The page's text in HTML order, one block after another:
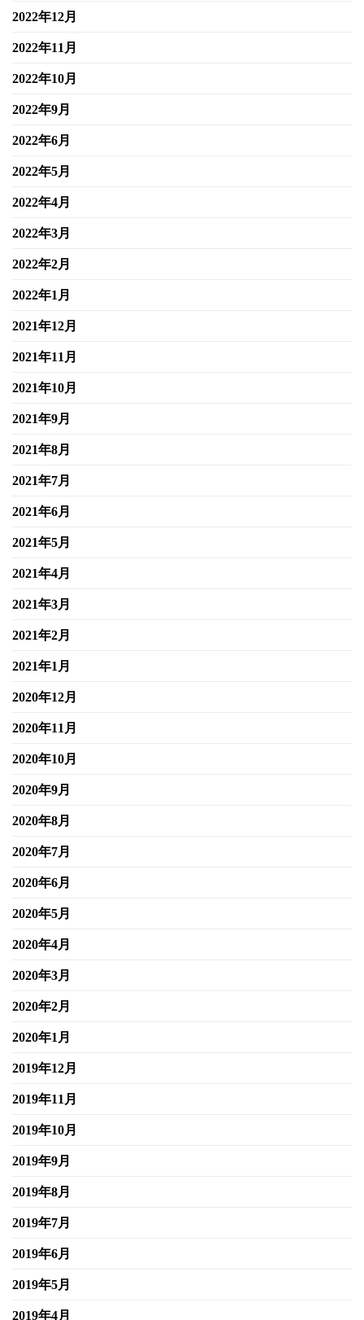
2022年12月
2022年11月
2022年10月
2022年9月
2022年6月
2022年5月
2022年4月
2022年3月
2022年2月
2022年1月
2021年12月
2021年11月
2021年10月
2021年9月
2021年8月
2021年7月
2021年6月
2021年5月
2021年4月
2021年3月
2021年2月
2021年1月
2020年12月
2020年11月
2020年10月
2020年9月
2020年8月
2020年7月
2020年6月
2020年5月
2020年4月
2020年3月
2020年2月
2020年1月
2019年12月
2019年11月
2019年10月
2019年9月
2019年8月
2019年7月
2019年6月
2019年5月
2019年4月